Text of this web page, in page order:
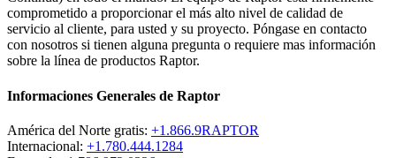
comprometido a proporcionar el más alto nivel de calidad de
servicio al cliente, para usted y su proyecto. Póngase en contacto
con nosotros si tienen alguna pregunta o requiere mas información
sobre la línea de productos Raptor.
Informaciones Generales de Raptor
América del Norte gratis: +1.866.9RAPTOR
Internacional: +1.780.444.1284